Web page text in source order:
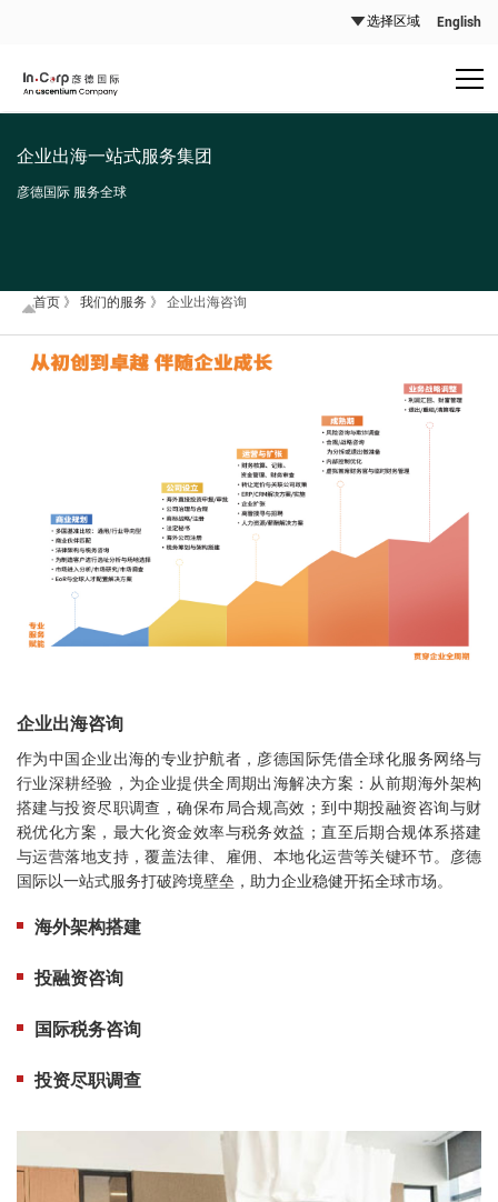
English
企业出海一站式服务集团
彦德国际 服务全球
首页 》 我们的服务 》 企业出海咨询
企业出海咨询
作为中国企业出海的专业护航者，彦德国际凭借全球化服务网络与
行业深耕经验，为企业提供全周期出海解决方案 ：从前期海外架构
搭建与投资尽职调查 ，确保布局合规高效；到中期投融资咨询与财
税优化方案 ，最大化资金效率与税务效益；直至后期合规体系搭建
与运营落地支持 ，覆盖法律、雇佣、本地化运营等关键环节。彦德
国际以一站式服务打破跨境壁垒，助力企业稳健开拓全球市场。
海外架构搭建
投融资咨询
国际税务咨询
投资尽职调查